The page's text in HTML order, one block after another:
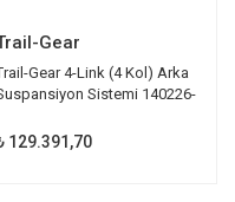
Gear
Gear 4-Link (4 Kol) Arka
Sistemi 140226-
129.391,70